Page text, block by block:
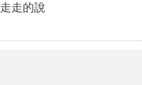
走的說